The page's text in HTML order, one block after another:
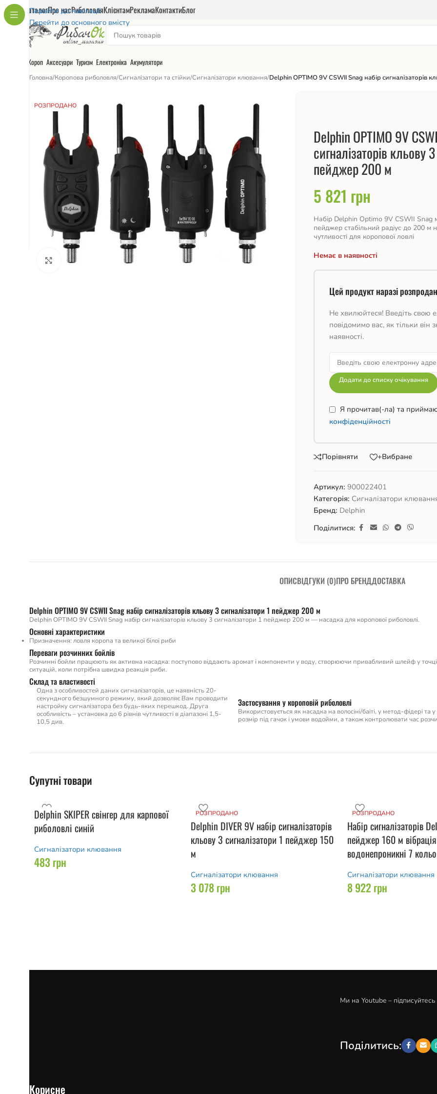
Перейти до навігації
Перейти до основного вмісту
КаталогПро насРиболовляКлієнтамРекламаКонтактиБлог
Короп Аксесуари Туризм Електроніка Акумулятори
Головна/Коропова риболовля/Сигналізатори та стійки/Сигналізатори клювання/Delphin OPTIMO 9V CSWII Snag набір сигналізаторів
РОЗПРОДАНО
Натисніть, щоб збільшити
Delphin OPTIMO 9V
сигналізаторів кльову
пейджер 200 м
5 821 грн
Набір Delphin Optimo 9V CSWII Snag
пейджер стабільний радіус до 200 м
чутливості для коропової ловлі
Немає в наявності
Цей продукт наразі
Не хвилюйтеся! Введіть свою
повідомимо вас, як тільки він
наявності.
Додати до списку очікування
Я прочитав(-ла) та
конфіденційності
Порівняти +Вибране
Артикул: 900022401
Категорія: Сигналізатори
Бренд: Delphin
Поділитися:
ОПИСВІДГУКИ (0)ПРО БРЕНДДОСТАВКА
Delphin OPTIMO 9V CSWII Snag набір сигналізаторів кльову 3 сигналізатори 1 пейджер 200 м
Delphin OPTIMO 9V CSWII Snag набір сигналізаторів кльову 3 сигналізатори 1 пейджер 200 м — насадка для коропової риболовлі.
Основні характеристики
Призначення: ловля коропа та великої білої риби
Переваги розчинних бойлів
Розчинні бойли працюють як активна насадка: поступово віддають аромат і компоненти у воду, створюючи привабливий шлейф у
ситуацій, коли потрібна швидка реакція риби.
Склад та властивості
Одна з особливостей даних сигналізаторів, це наявність 20-
секундного безшумного режиму, який дозволяє Вам проводити
настройку сигналізатора без будь-яких перешкод. Друга
особливість – установка до 6 рівнів чутливості в діапазоні 1,5-
10,5 див.
Застосування у короповій риболовлі
Використовується як насадка на волосіні/баіті, у метод-фідері
розмір під гачок і умови водойми, а також контролювати час
Супутні товари
Delphin SKIPER свінгер для карпової
риболовлі синій
Сигналізатори клювання
483 грн
РОЗПРОДАНО
Delphin DIVER 9V набір сигналізаторів
кльову 3 сигналізатори 1 пейджер 150
м
Сигналізатори клювання
3 078грн
РОЗПРОДАНО
Набір сигналізаторів
пейджер 160 м вібрація
водонепроникні 7
Сигналізатори клювання
8 922грн
Ми на Youtube –
Поділитись:
Корисне